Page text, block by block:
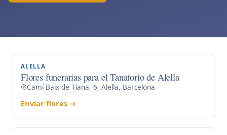
ALELLA
Flores funerarias para el Tanatorio de Alella
Camí Baix de Tiana, 6, Alella, Barcelona
Enviar flores →